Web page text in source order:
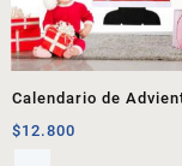
Calendario de
$12.800